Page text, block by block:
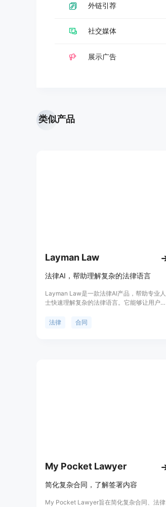
外链引荐
社交媒体
展示广告
类似产品
Layman Law
法律AI，帮助理解复杂的法律语言
Layman Law是一款法律AI产品，帮助专业人
士快速理解复杂的法律语言。它能够让用户更
Layman Law的法律AI用易懂的语言解释复杂
法律 合同
My Pocket Lawyer
简化复杂合同，了解签署内容
My Pocket Lawyer旨在简化复杂合同、法律